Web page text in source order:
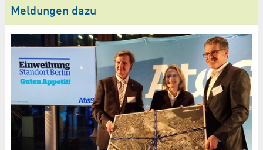
Meldungen dazu